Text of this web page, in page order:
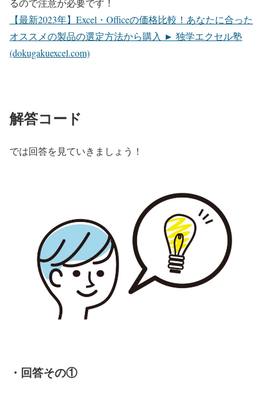
【最新2023年】Excel・Officeの価格比較！あなたに合った
オススメの製品の選定方法から購入 ► 独学エクセル塾
(dokugakuexcel.com)
解答コード
では回答を見ていきましょう！
・回答その①